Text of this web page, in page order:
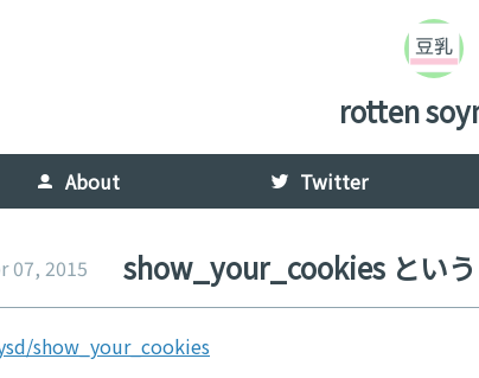
rotten
About Twitter
07, 2015 show_your_cookies とい
show_your_cookies